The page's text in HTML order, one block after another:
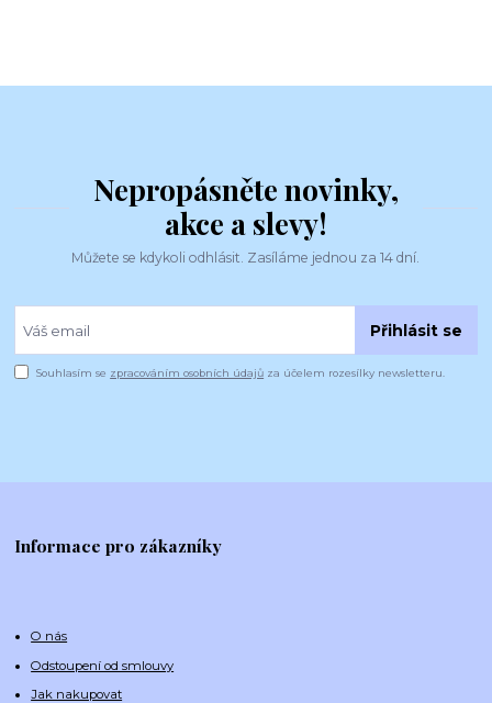
Nepropásněte novinky,
akce a slevy!
Můžete se kdykoli odhlásit. Zasíláme jednou za 14 dní.
Přihlásit se
Souhlasím se zpracováním osobních údajů za účelem rozesílky newsletteru.
Informace pro zákazníky
O nás
Odstoupení od smlouvy
Jak nakupovat